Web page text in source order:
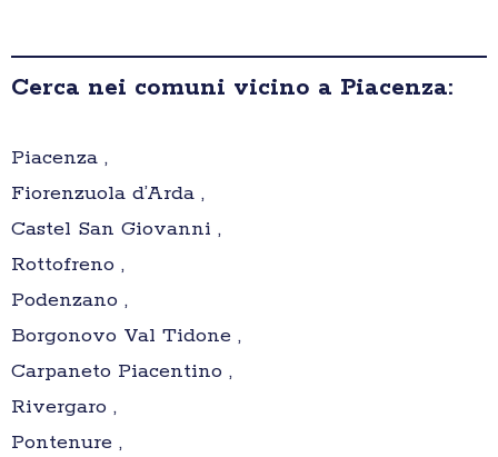
Cerca nei comuni vicino a Piacenza:
Piacenza ,
Fiorenzuola d’Arda ,
Castel San Giovanni ,
Rottofreno ,
Podenzano ,
Borgonovo Val Tidone ,
Carpaneto Piacentino ,
Rivergaro ,
Pontenure ,